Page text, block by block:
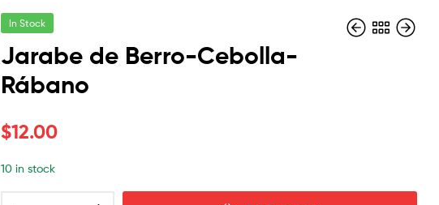
In Stock
Jarabe de Berro-Cebolla-
Rábano
$12.00
10 in stock